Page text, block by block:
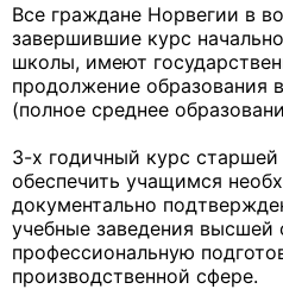
Все граждане Норвегии в
завершившие курс
школы, имеют
продолжение образования
(полное среднее
3-х годичный курс
обеспечить учащимся
документально
учебные заведения высшей
профессиональную
производственной сфере.